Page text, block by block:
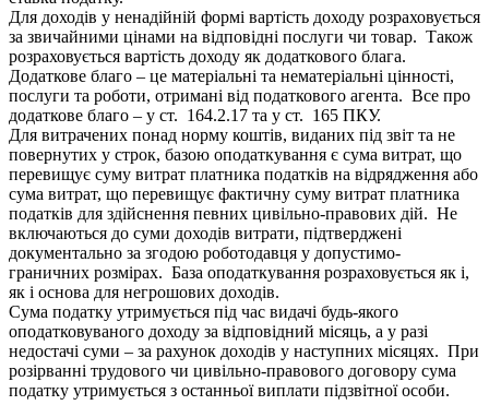
Для доходів у ненадійній формі вартість доходу розраховується
за звичайними цінами на відповідні послуги чи товар. Також
розраховується вартість доходу як додаткового блага.
Додаткове благо – це матеріальні та нематеріальні цінності,
послуги та роботи, отримані від податкового агента. Все про
додаткове благо – у ст. 164.2.17 та у ст. 165 ПКУ.
Для витрачених понад норму коштів, виданих під звіт та не
повернутих у строк, базою оподаткування є сума витрат, що
перевищує суму витрат платника податків на відрядження або
сума витрат, що перевищує фактичну суму витрат платника
податків для здійснення певних цивільно-правових дій. Не
включаються до суми доходів витрати, підтверджені
документально за згодою роботодавця у допустимо-
граничних розмірах. База оподаткування розраховується як і,
як і основа для негрошових доходів.
Сума податку утримується під час видачі будь-якого
оподатковуваного доходу за відповідний місяць, а у разі
недостачі суми – за рахунок доходів у наступних місяцях. При
розірванні трудового чи цивільно-правового договору сума
податку утримується з останньої виплати підзвітної особи.